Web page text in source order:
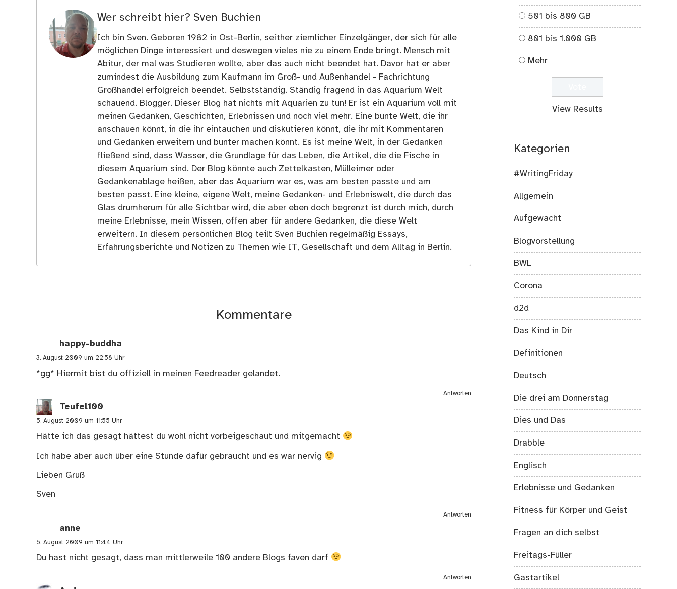
Wer schreibt hier? Sven Buchien
Ich bin Sven. Geboren 1982 in Ost-Berlin, seither ziemlicher Einzelgänger, der sich für alle
möglichen Dinge interessiert und deswegen vieles nie zu einem Ende bringt. Mensch mit
Abitur, der mal was Studieren wollte, aber das auch nicht beendet hat. Davor hat er aber
zumindest die Ausbildung zum Kaufmann im Groß- und Außenhandel - Fachrichtung
Großhandel erfolgreich beendet. Selbstständig. Ständig fragend in das Aquarium Welt
schauend. Blogger. Dieser Blog hat nichts mit Aquarien zu tun! Er ist ein Aquarium voll mit
meinen Gedanken, Geschichten, Erlebnissen und noch viel mehr. Eine bunte Welt, die ihr
anschauen könnt, in die ihr eintauchen und diskutieren könnt, die ihr mit Kommentaren
und Gedanken erweitern und bunter machen könnt. Es ist meine Welt, in der Gedanken
fließend sind, dass Wasser, die Grundlage für das Leben, die Artikel, die die Fische in
diesem Aquarium sind. Der Blog könnte auch Zettelkasten, Mülleimer oder
Gedankenablage heißen, aber das Aquarium war es, was am besten passte und am
besten passt. Eine kleine, eigene Welt, meine Gedanken- und Erlebniswelt, die durch das
Glas drumherum für alle Sichtbar wird, die aber eben doch begrenzt ist durch mich, durch
meine Erlebnisse, mein Wissen, offen aber für andere Gedanken, die diese Welt
erweitern. In diesem persönlichen Blog teilt Sven Buchien regelmäßig Essays,
Erfahrungsberichte und Notizen zu Themen wie IT, Gesellschaft und dem Alltag in Berlin.
Kommentare
happy-buddha
3. August 2009 um 22:58 Uhr
*gg* Hiermit bist du offiziell in meinen Feedreader gelandet.
Antworten
Teufel100
5. August 2009 um 11:55 Uhr
Hätte ich das gesagt hättest du wohl nicht vorbeigeschaut und mitgemacht
Ich habe aber auch über eine Stunde dafür gebraucht und es war nervig
Lieben Gruß
Sven
Antworten
anne
5. August 2009 um 11:44 Uhr
Du hast nicht gesagt, dass man mittlerweile 100 andere Blogs faven darf
Antworten
501 bis 800 GB
801 bis 1.000 GB
Mehr
View Results
Kategorien
#WritingFriday
Allgemein
Aufgewacht
Blogvorstellung
BWL
Corona
d2d
Das Kind in Dir
Definitionen
Deutsch
Die drei am Donnerstag
Dies und Das
Drabble
Englisch
Erlebnisse und Gedanken
Fitness für Körper und Geist
Fragen an dich selbst
Freitags-Füller
Gastartikel